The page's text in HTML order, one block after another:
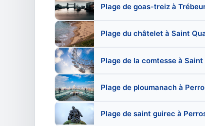
Plage de goas-treiz à
Plage du châtelet à Saint
Plage de la comtesse à
Plage de ploumanach à
Plage de saint guirec à